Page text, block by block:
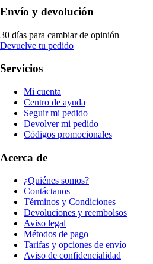
Envío y devolución
30 días para cambiar de opinión
Devuelve tu pedido
Servicios
Mi cuenta
Centro de ayuda
Seguir mi pedido
Devolver mi pedido
Códigos promocionales
Acerca de
¿Quiénes somos?
Contáctanos
Términos y Condiciones
Devoluciones y reembolsos
Aviso legal
Métodos de pago
Tarifas y opciones de envío
Aviso de confidencialidad